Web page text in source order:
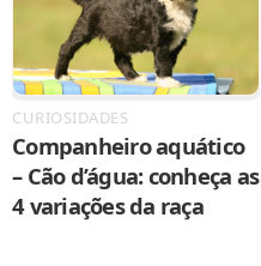
CURIOSIDADES
Companheiro aquático
– Cão d’água: conheça as
4 variações da raça